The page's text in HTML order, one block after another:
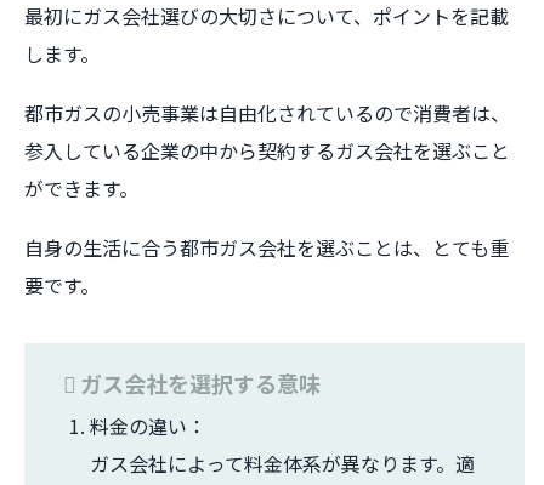
最初にガス会社選びの大切さについて、ポイントを記載
します。
都市ガスの小売事業は自由化されているので消費者は、
参入している企業の中から契約するガス会社を選ぶこと
ができます。
自身の生活に合う都市ガス会社を選ぶことは、とても重
要です。
ガス会社を選択する意味
料金の違い：
ガス会社によって料金体系が異なります。適